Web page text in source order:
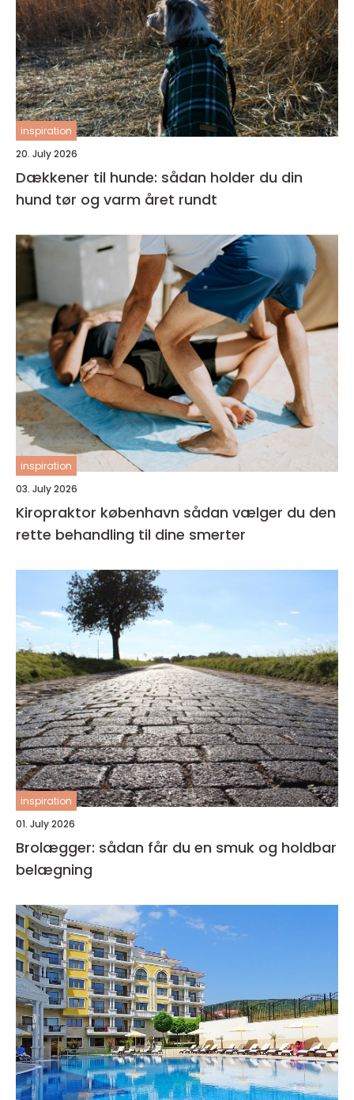
inspiration
20. July 2026
Dækkener til hunde: sådan holder du din
hund tør og varm året rundt
inspiration
03. July 2026
Kiropraktor københavn sådan vælger du den
rette behandling til dine smerter
inspiration
01. July 2026
Brolægger: sådan får du en smuk og holdbar
belægning